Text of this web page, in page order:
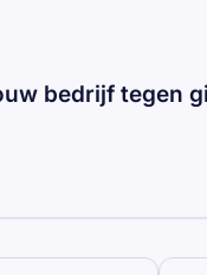
bedrijf tegen